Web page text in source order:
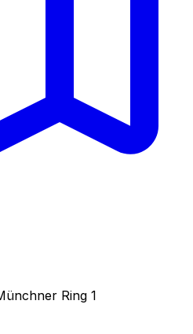
Ring 1